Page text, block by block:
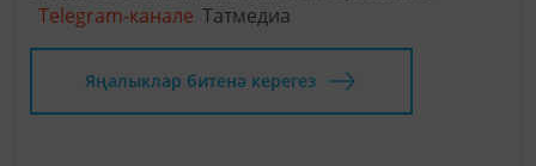
Telegram-канале Татмедиа
Яңалыклар битенә керегез